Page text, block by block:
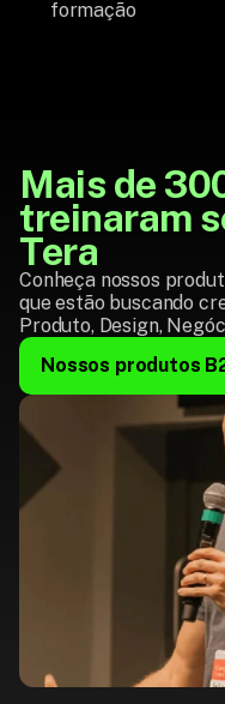
formação
Mais de
treinaram
Tera
Conheça nossos
que estão buscando
Produto, Design,
Nossos produtos